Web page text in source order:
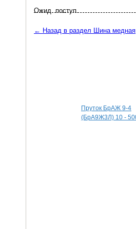
Ожид. поступ.
← Назад в раздел Шина медная
Пруток БрАЖ 9-4
(БрА9Ж3Л) 10 -